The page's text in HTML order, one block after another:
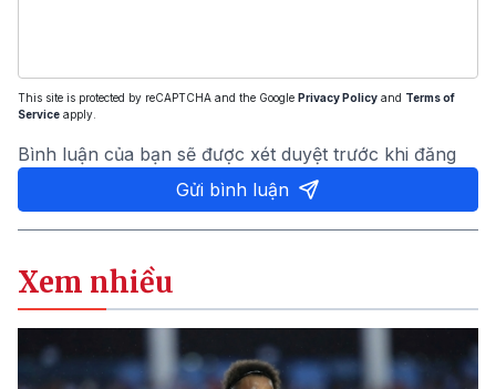
This site is protected by reCAPTCHA and the Google Privacy Policy and Terms of
Service apply.
Bình luận của bạn sẽ được xét duyệt trước khi đăng
Gửi bình luận
Xem nhiều